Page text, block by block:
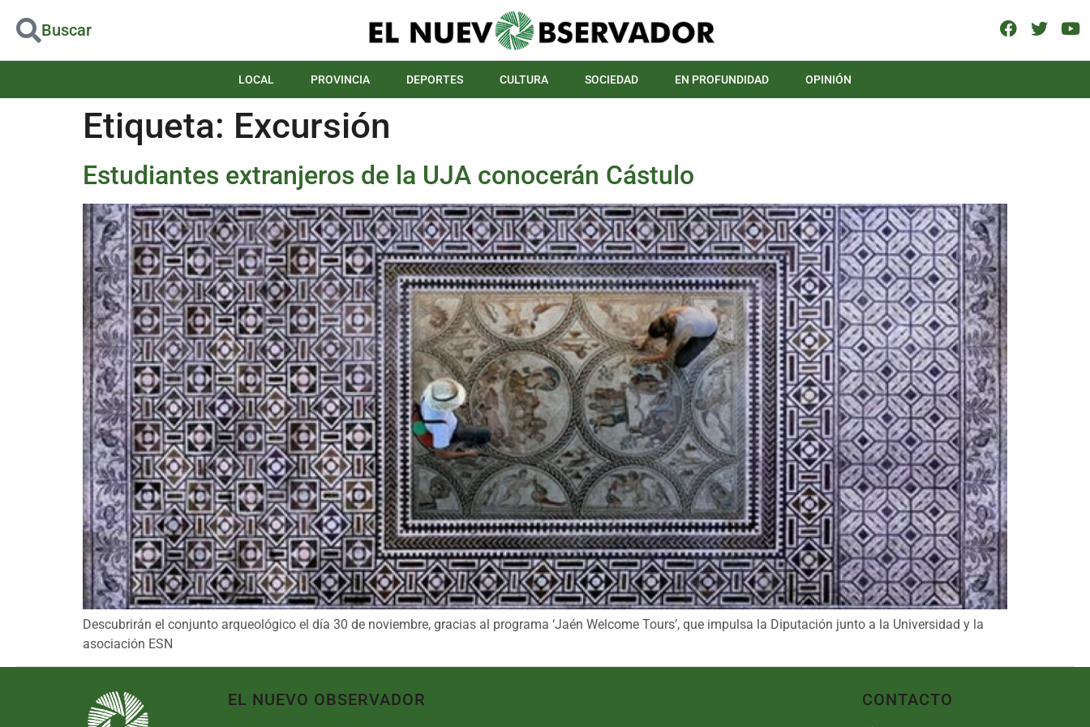
Buscar
LOCAL PROVINCIA DEPORTES CULTURA SOCIEDAD EN PROFUNDIDAD OPINIÓN
Etiqueta: Excursión
Estudiantes extranjeros de la UJA conocerán Cástulo
Descubrirán el conjunto arqueológico el día 30 de noviembre, gracias al programa ‘Jaén Welcome Tours’, que impulsa la Diputación junto a la Universidad y la
asociación ESN
EL NUEVO OBSERVADOR CONTACTO